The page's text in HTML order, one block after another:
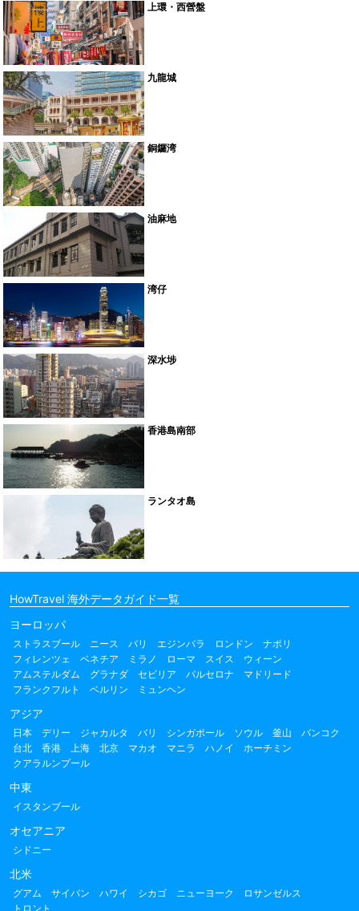
上環・西營盤
九龍城
銅鑼湾
油麻地
湾仔
深水埗
香港島南部
ランタオ島
HowTravel 海外データガイド一覧
ヨーロッパ
ストラスブール ニース パリ エジンバラ ロンドン
ナポリ
フィレンツェ
ベネチア ミラノ ローマ スイス
ウィーン
アムステルダム
グラナダ セビリア バルセロナ
マドリード
フランクフルト
ベルリン ミュンヘン
アジア
日本 デリー ジャカルタ バリ シンガポール ソウル 釜山
バンコク
台北
香港 上海 北京 マカオ マニラ ハノイ
ホーチミン
クアラルンプール
中東
イスタンブール
オセアニア
シドニー
北米
グアム サイパン ハワイ シカゴ ニューヨーク
ロサンゼルス
トロント